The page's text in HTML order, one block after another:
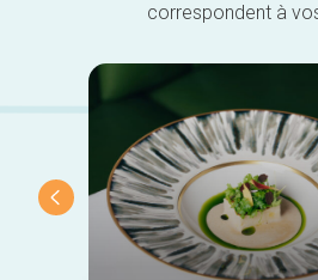
correspondent à